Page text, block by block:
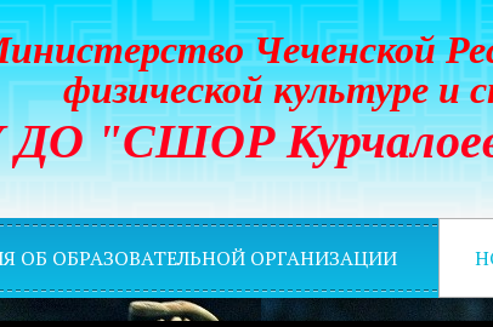
Чеченской
"СШОР
физической культуре и
ОБ ОБРАЗОВАТЕЛЬНОЙ ОРГАНИЗАЦИИ